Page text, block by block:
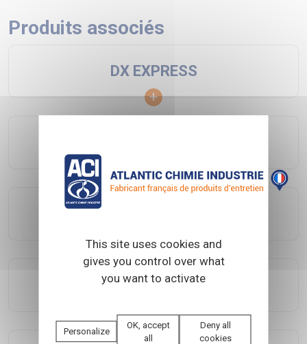
Produits associés
DX EXPRESS
PRIMUNIVERSEL HYDRO
This site uses cookies and
gives you control over what
you want to activate
Personalize
OK, accept
all
Deny all
cookies